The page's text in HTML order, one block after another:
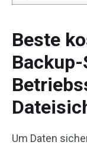
Beste
Um Daten